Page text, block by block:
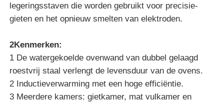
Huis
Producten
legeringsstaven die worden gebruikt voor precisie-
gieten en het opnieuw smelten van elektroden.
2Kenmerken:
1 De watergekoelde ovenwand van dubbel gelaagd
roestvrij staal verlengt de levensduur van de ovens.
2 Inductieverwarming met een hoge efficiëntie.
3 Meerdere kamers: gietkamer, mat vulkamer en